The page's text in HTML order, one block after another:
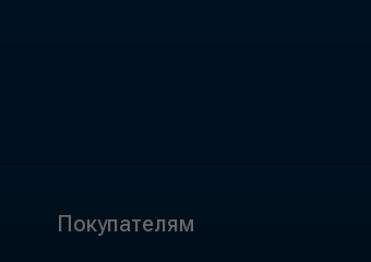
Покупателям